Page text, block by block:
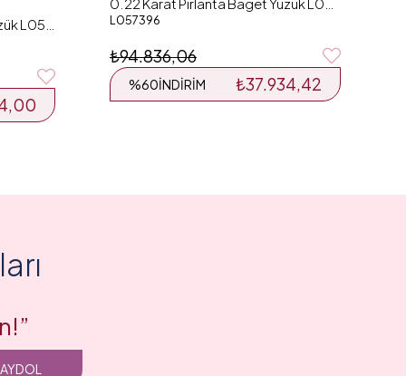
L057396
₺37.934,42
%60İNDIRIM
₺94.836,06